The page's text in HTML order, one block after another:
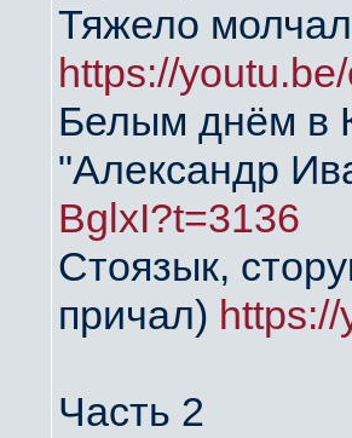
Тяжело
https://
Белым днём в
"Александр
BglxI?t=3136
Стоязык,
причал)
Часть 2